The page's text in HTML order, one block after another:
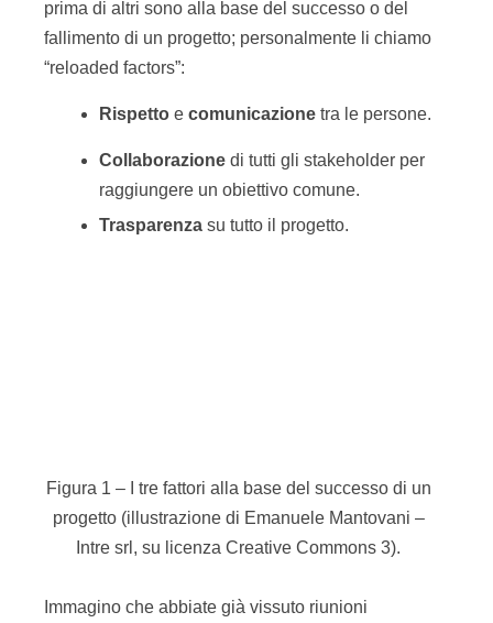
prima di altri sono alla base del successo o del
fallimento di un progetto; personalmente li chiamo
“reloaded factors”:
Rispetto e comunicazione tra le persone.
Collaborazione di tutti gli stakeholder per
raggiungere un obiettivo comune.
Trasparenza su tutto il progetto.
interminabili senza un risultato tangibile e con
incomprensioni tra i diversi attori coinvolti nel
progetto. E avrete anche pensato che sarebbe
Come possiamo avvicinarci ai tre “reloaded